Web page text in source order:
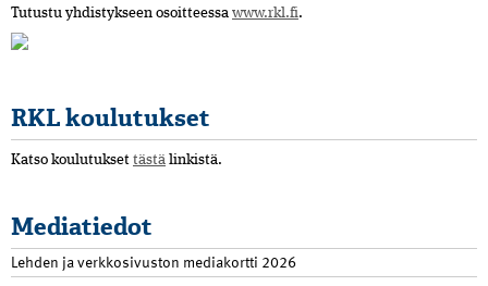
Tutustu yhdistykseen osoitteessa www.rkl.fi.
RKL koulutukset
Katso koulutukset tästä linkistä.
Mediatiedot
Lehden ja verkkosivuston mediakortti 2026